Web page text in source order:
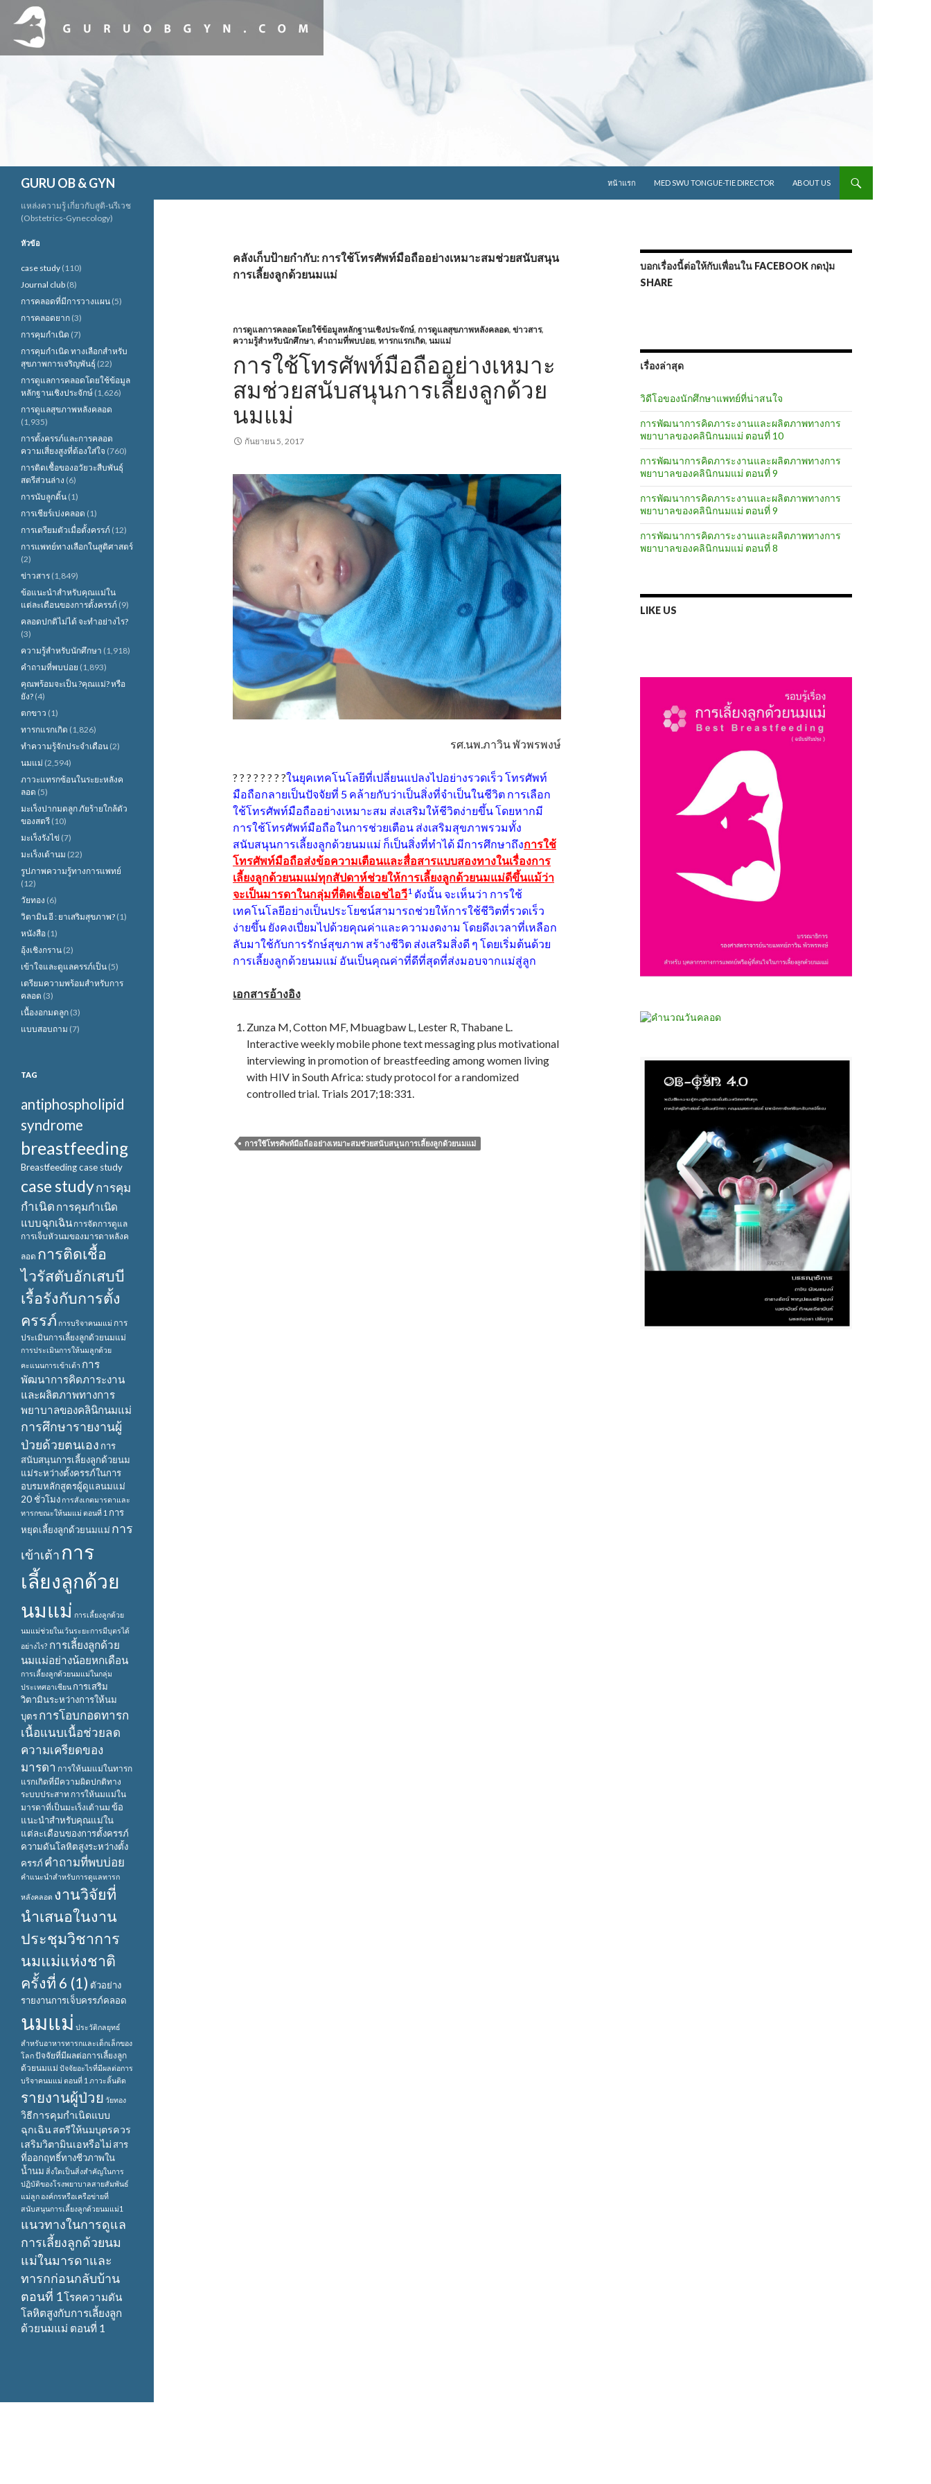
GURU OB & GYN
หน้าแรก
MED SWU TONGUE-TIE DIRECTOR ABOUT US
คลังเก็บป้ายกำกับ: การใช้โทรศัพท์มือถืออย่างเหมาะสมช่วยสนับสนุน
การเลี้ยงลูกด้วยนมแม่
การดูแลการคลอดโดยใช้ข้อมูลหลักฐานเชิงประจักษ์, การดูแลสุขภาพหลังคลอด, ข่าวสาร,
ความรู้สำหรับนักศึกษา, คำถามที่พบบ่อย, ทารกแรกเกิด, นมแม่
การใช้โทรศัพท์มือถืออย่างเหมาะ
สมช่วยสนับสนุนการเลี้ยงลูกด้วย
นมแม่
กันยายน 5, 2017
รศ.นพ.ภาวิน พัวพรพงษ์
? ? ? ? ? ? ? ?ในยุคเทคโนโลยีที่เปลี่ยนแปลงไปอย่างรวดเร็ว โทรศัพท์
มือถือกลายเป็นปัจจัยที่ 5 คล้ายกับว่าเป็นสิ่งที่จำเป็นในชีวิต การเลือก
ใช้โทรศัพท์มือถืออย่างเหมาะสม ส่งเสริมให้ชีวิตง่ายขึ้น โดยหากมี
การใช้โทรศัพท์มือถือในการช่วยเตือน ส่งเสริมสุขภาพรวมทั้ง
สนับสนุนการเลี้ยงลูกด้วยนมแม่ ก็เป็นสิ่งที่ทำได้ มีการศึกษาถึงการใช้
โทรศัพท์มือถือส่งข้อความเตือนและสื่อสารแบบสองทางในเรื่องการ
เลี้ยงลูกด้วยนมแม่ทุกสัปดาห์ช่วยให้การเลี้ยงลูกด้วยนมแม่ดีขึ้นแม้ว่า
จะเป็นมารดาในกลุ่มที่ติดเชื้อเอชไอวี1 ดังนั้น จะเห็นว่า การใช้
เทคโนโลยีอย่างเป็นประโยชน์สามารถช่วยให้การใช้ชีวิตที่รวดเร็ว
ง่ายขึ้น ยังคงเปี่ยมไปด้วยคุณค่าและความงดงาม โดยดึงเวลาที่เหลือก
ลับมาใช้กับการรักษ์สุขภาพ สร้างชีวิต ส่งเสริมสิ่งดี ๆ โดยเริ่มต้นด้วย
การเลี้ยงลูกด้วยนมแม่ อันเป็นคุณค่าที่ดีที่สุดที่ส่งมอบจากแม่สู่ลูก
เอกสารอ้างอิง
Zunza M, Cotton MF, Mbuagbaw L, Lester R, Thabane L.
Interactive weekly mobile phone text messaging plus motivational
interviewing in promotion of breastfeeding among women living
with HIV in South Africa: study protocol for a randomized
controlled trial. Trials 2017;18:331.
การใช้โทรศัพท์มือถืออย่างเหมาะสมช่วยสนับสนุนการเลี้ยงลูกด้วยนมแม่
บอกเรื่องนี้ต่อให้กับเพื่อนใน FACEBOOK กดปุ่ม
SHARE
เรื่องล่าสุด
วิดีโอของนักศึกษาแพทย์ที่น่าสนใจ
การพัฒนาการคิดภาระงานและผลิตภาพทางการ
พยาบาลของคลินิกนมแม่ ตอนที่ 10
การพัฒนาการคิดภาระงานและผลิตภาพทางการ
พยาบาลของคลินิกนมแม่ ตอนที่ 9
การพัฒนาการคิดภาระงานและผลิตภาพทางการ
พยาบาลของคลินิกนมแม่ ตอนที่ 9
การพัฒนาการคิดภาระงานและผลิตภาพทางการ
พยาบาลของคลินิกนมแม่ ตอนที่ 8
LIKE US
แหล่งความรู้ เกี่ยวกับสูติ-นรีเวช
(Obstetrics-Gynecology)
หัวข้อ
case study (110)
Journal club (8)
การคลอดที่มีการวางแผน (5)
การคลอดยาก (3)
การคุมกำเนิด (7)
การคุมกำเนิด ทางเลือกสำหรับ
สุขภาพการเจริญพันธุ์ (22)
การดูแลการคลอดโดยใช้ข้อมูล
หลักฐานเชิงประจักษ์ (1,626)
การดูแลสุขภาพหลังคลอด
(1,935)
การตั้งครรภ์และการคลอด
ความเสี่ยงสูงที่ต้องใส่ใจ (760)
การติดเชื้อของอวัยวะสืบพันธุ์
สตรีส่วนล่าง (6)
การนับลูกดิ้น (1)
การเชียร์เบ่งคลอด (1)
การเตรียมตัวเมื่อตั้งครรภ์ (12)
การแพทย์ทางเลือกในสูติศาสตร์
(2)
ข่าวสาร (1,849)
ข้อแนะนำสำหรับคุณแม่ใน
แต่ละเดือนของการตั้งครรภ์ (9)
คลอดปกติไม่ได้ จะทำอย่างไร?
(3)
ความรู้สำหรับนักศึกษา (1,918)
คำถามที่พบบ่อย (1,893)
คุณพร้อมจะเป็น ?คุณแม่? หรือ
ยัง? (4)
ตกขาว (1)
ทารกแรกเกิด (1,826)
ทำความรู้จักประจำเดือน (2)
นมแม่ (2,594)
ภาวะแทรกซ้อนในระยะหลังค
ลอด (5)
มะเร็งปากมดลูก ภัยร้ายใกล้ตัว
ของสตรี (10)
มะเร็งรังไข่ (7)
มะเร็งเต้านม (22)
รูปภาพความรู้ทางการแพทย์
(12)
วัยทอง (6)
วิตามิน อี : ยาเสริมสุขภาพ? (1)
หนังสือ (1)
อุ้งเชิงกราน (2)
เข้าใจและดูแลครรภ์เป็น (5)
เตรียมความพร้อมสำหรับการ
คลอด (3)
เนื้องอกมดลูก (3)
แบบสอบถาม (7)
TAG
antiphospholipid
syndrome
breastfeeding
Breastfeeding case study
case studyการคุม
กำเนิด การคุมกำเนิด
แบบฉุกเฉิน การจัดการดูแล
การเจ็บหัวนมของมารดาหลังค
ลอด การติดเชื้อ
ไวรัสตับอักเสบบี
เรื้อรังกับการตั้ง
ครรภ์ การบริจาคนมแม่ การ
ประเมินการเลี้ยงลูกด้วยนมแม่
การประเมินการให้นมลูกด้วย
คะแนนการเข้าเต้า การ
พัฒนาการคิดภาระงาน
และผลิตภาพทางการ
พยาบาลของคลินิกนมแม่
การศึกษารายงานผู้
ป่วยด้วยตนเอง การ
สนับสนุนการเลี้ยงลูกด้วยนม
แม่ระหว่างตั้งครรภ์ในการ
อบรมหลักสูตรผู้ดูแลนมแม่
20 ชั่วโมงการสังเกตมารดาและ
ทารกขณะให้นมแม่ ตอนที่ 1 การ
หยุดเลี้ยงลูกด้วยนมแม่ การ
เข้าเต้าการ
เลี้ยงลูกด้วย
นมแม่ การเลี้ยงลูกด้วย
นมแม่ช่วยในเว้นระยะการมีบุตรได้
อย่างไร? การเลี้ยงลูกด้วย
นมแม่อย่างน้อยหกเดือน
การเลี้ยงลูกด้วยนมแม่ในกลุ่ม
ประเทศอาเซียน การเสริม
วิตามินระหว่างการให้นม
บุตรการโอบกอดทารก
เนื้อแนบเนื้อช่วยลด
ความเครียดของ
มารดา การให้นมแม่ในทารก
แรกเกิดที่มีความผิดปกติทาง
ระบบประสาท การให้นมแม่ใน
มารดาที่เป็นมะเร็งเต้านม ข้อ
แนะนำสำหรับคุณแม่ใน
แต่ละเดือนของการตั้งครรภ์
ความดันโลหิตสูงระหว่างตั้ง
ครรภ์ คำถามที่พบบ่อย
คำแนะนำสำหรับการดูแลทารก
หลังคลอด งานวิจัยที่
นำเสนอในงาน
ประชุมวิชาการ
นมแม่แห่งชาติ
ครั้งที่ 6 (1) ตัวอย่าง
รายงานการเจ็บครรภ์คลอด
นมแม่ ประวัติกลยุทธ์
สำหรับอาหารทารกและเด็กเล็กของ
โลกปัจจัยที่มีผลต่อการเลี้ยงลูก
ด้วยนมแม่ ปัจจัยอะไรที่มีผลต่อการ
บริจาคนมแม่ ตอนที่ 1 ภาวะลิ้นติด
รายงานผู้ป่วย วัยทอง
วิธีการคุมกำเนิดแบบ
ฉุกเฉินสตรีให้นมบุตรควร
เสริมวิตามินเอหรือไม่ สาร
ที่ออกฤทธิ์ทางชีวภาพใน
น้ำนม สิ่งใดเป็นสิ่งสำคัญในการ
ปฏิบัติของโรงพยาบาลสายสัมพันธ์
แม่ลูก องค์กรหรือเครือข่ายที่
สนับสนุนการเลี้ยงลูกด้วยนมแม่1
แนวทางในการดูแล
การเลี้ยงลูกด้วยนม
แม่ในมารดาและ
ทารกก่อนกลับบ้าน
ตอนที่ 1โรคความดัน
โลหิตสูงกับการเลี้ยงลูก
ด้วยนมแม่ ตอนที่ 1